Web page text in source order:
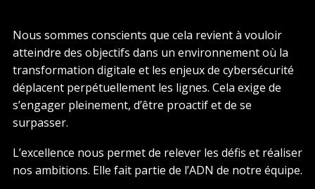
Nous sommes conscients que cela revient à vouloir
atteindre des objectifs dans un environnement où la
transformation digitale et les enjeux de cybersécurité
déplacent perpétuellement les lignes. Cela exige de
s’engager pleinement, d’être proactif et de se
surpasser.
L’excellence nous permet de relever les défis et réaliser
nos ambitions. Elle fait partie de l’ADN de notre équipe.